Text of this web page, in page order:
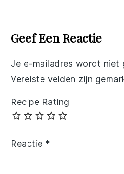
Interactions
Geef Een Reactie
Je e-mailadres wordt niet
Vereiste velden zijn
Recipe Rating
Reactie *